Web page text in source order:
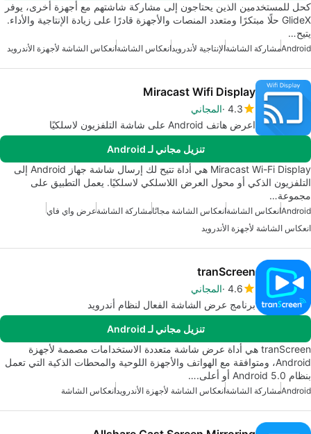
كحل للمستخدمين الذين يحتاجون إلى مشاركة شاشتهم مع أجهزة أخرى، يوفر
GlideX حلًا مبتكرًا ومتعدد المنصات والأجهزة قادرًا على زيادة الإنتاجية والأداء.
يتيح…
Androidمشاركة الشاشةالإنتاجية لأندرويدانعكاس الشاشةانعكاس الشاشة لأجهزة الأندرويد
Miracast Wifi Display
4.3 المجاني
اعرض هاتف Android على شاشة التلفزيون لاسلكيًا
تنزيل مجاني لـ Android
Miracast Wi-Fi Display هي أداة تتيح لك إرسال شاشة جهاز Android إلى
التلفزيون الذكي أو محول العرض اللاسلكي لاسلكيًا. يعمل التطبيق على
مجموعة…
Androidانعكاس الشاشةانعكاس الشاشة مجانًامشاركة الشاشةعرض واي فاي
انعكاس الشاشة لأجهزة الأندرويد
tranScreen
4.6 المجاني
برنامج عرض الشاشة الفعال لنظام أندرويد
تنزيل مجاني لـ Android
tranScreen هي أداة عرض شاشة متعددة الاستخدامات مصممة لأجهزة
Android، ومتوافقة مع الهواتف والأجهزة اللوحية والمحطات الذكية التي تعمل
بنظام Android 5.0 أو أعلى.…
Androidمشاركة الشاشةانعكاس الشاشة لأجهزة الأندرويدانعكاس الشاشة